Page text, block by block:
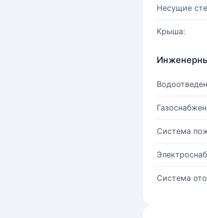
Несущие
Крыша:
Система
Система